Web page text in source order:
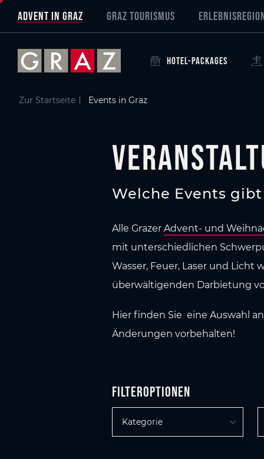
Zum Hauptinhalt springen
Zum Inhaltsverzeichnis springen
Zur Hauptnavigation springen
Übersicht aller Inhalte
Veranstaltungen in Graz
ADVENT IN GRAZ GRAZ TOURISMUS
HOTEL-PACKAGES
Zur Startseite Events in Graz
Welche Events
Alle Grazer Advent- und
mit unterschiedlichen
Wasser, Feuer, Laser und
überwältigenden Darbietung
Hier finden Sie eine Auswahl
Änderungen vorbehalten!
Filteroptionen
Kategorie